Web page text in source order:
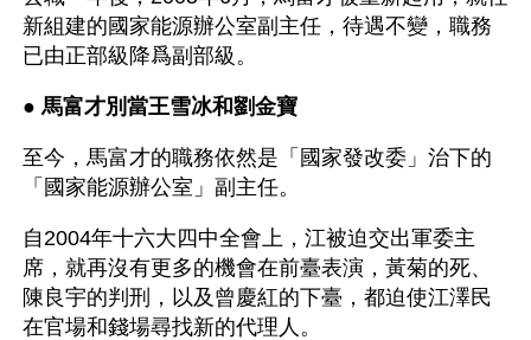
新組建的國家能源辦公室副主任，待遇不變，職務
已由正部級降爲副部級。
● 馬富才別當王雪冰和劉金寶
至今，馬富才的職務依然是「國家發改委」治下的
「國家能源辦公室」副主任。
自2004年十六大四中全會上，江被迫交出軍委主
席，就再沒有更多的機會在前臺表演，黃菊的死、
陳良宇的判刑，以及曾慶紅的下臺，都迫使江澤民
在官場和錢場尋找新的代理人。